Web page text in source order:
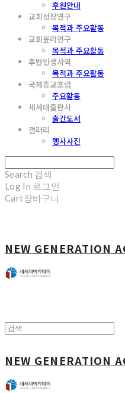
후원안내
교회성장연구
목적과 주요활동
교회윤리연구
목적과 주요활동
후반인생사역
목적과 주요활동
국제종교포럼
주요활동
새세대출판사
출간도서
갤러리
행사사진
Search 검색
Log In 로그인
Cart장바구니
NEW GENERATION
NEW GENERATION